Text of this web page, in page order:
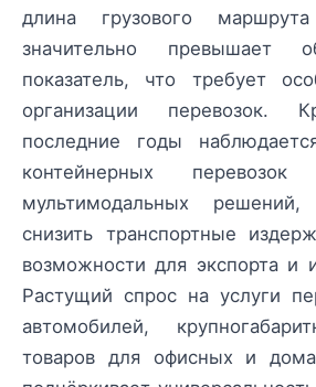
длина грузового
значительно превышает
показатель, что требует
организации
последние годы
контейнерных
мультимодальных
снизить транспортные
возможности для экспорта и
Растущий спрос на услуги
автомобилей,
товаров для офисных и